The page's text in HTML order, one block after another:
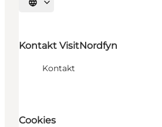
Sprache auswählen
Kontakt VisitNordfyn
Kontakt
Cookies